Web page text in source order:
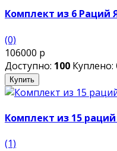
Комплект из 6 Раций
(0)
106000 р
Доступно: 100 Куплено:
Купить
Комплект из 15 раций
(1)